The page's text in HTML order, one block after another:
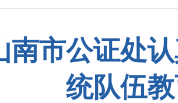
南市公证处
统队伍